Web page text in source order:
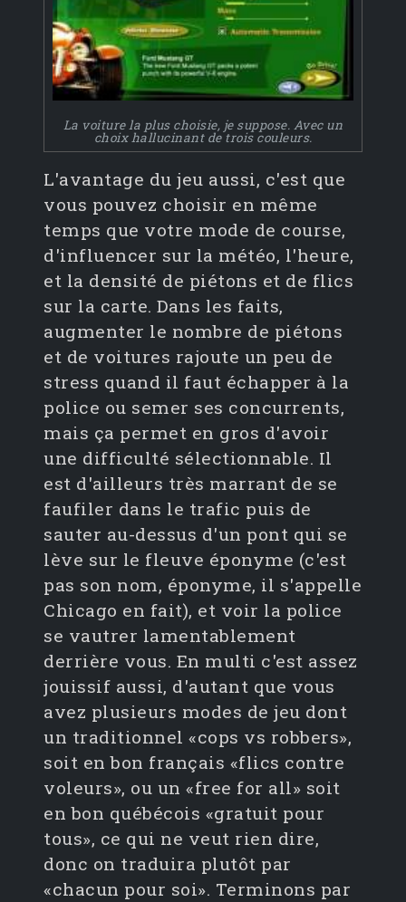
La voiture la plus choisie, je suppose. Avec un
choix hallucinant de trois couleurs.
L'avantage du jeu aussi, c'est que
vous pouvez choisir en même
temps que votre mode de course,
d'influencer sur la météo, l'heure,
et la densité de piétons et de flics
sur la carte. Dans les faits,
augmenter le nombre de piétons
et de voitures rajoute un peu de
stress quand il faut échapper à la
police ou semer ses concurrents,
mais ça permet en gros d'avoir
une difficulté sélectionnable. Il
est d'ailleurs très marrant de se
faufiler dans le trafic puis de
sauter au-dessus d'un pont qui se
lève sur le fleuve éponyme (c'est
pas son nom, éponyme, il s'appelle
Chicago en fait), et voir la police
se vautrer lamentablement
derrière vous. En multi c'est assez
jouissif aussi, d'autant que vous
avez plusieurs modes de jeu dont
un traditionnel «cops vs robbers»,
soit en bon français «flics contre
voleurs», ou un «free for all» soit
en bon québécois «gratuit pour
tous», ce qui ne veut rien dire,
donc on traduira plutôt par
«chacun pour soi». Terminons par